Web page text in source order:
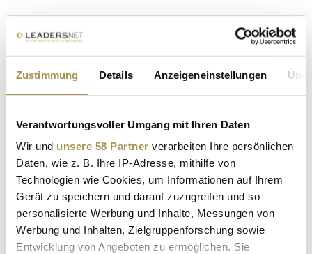
Zustimmung Details Anzeigeneinstellungen
Verantwortungsvoller Umgang mit Ihren Daten
Wir und unsere 58 Partner verarbeiten Ihre persönlichen
Daten, wie z. B. Ihre IP-Adresse, mithilfe von
Technologien wie Cookies, um Informationen auf Ihrem
Gerät zu speichern und darauf zuzugreifen und so
personalisierte Werbung und Inhalte, Messungen von
Werbung und Inhalten, Zielgruppenforschung sowie
Entwicklung von Angeboten zu ermöglichen. Sie
Ariane Grandel: "Qualität allein reicht heute nicht
mehr"
NEWS | 07.06.2026
Dr. Grandel prägt: Im LEADERSNET -Interview spricht Ariane
Grandel, die das Kosmetikunternehmen gemeinsam mit ihrem
Cousin Dr. Gabriel Duttler führt, über ihren Großvater als
visionären Tüftler...
dentsu vereint Healthcare- und Media-Kompetenz
in MWO Health